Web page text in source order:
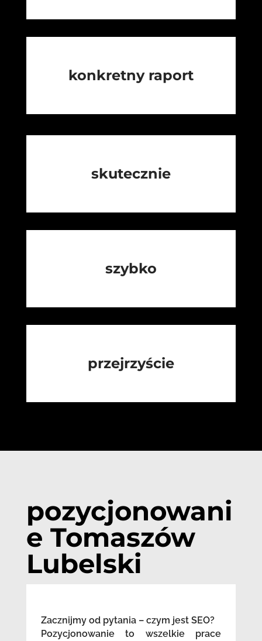
konkretny raport
skutecznie
szybko
przejrzyście
pozycjonowani
e Tomaszów
Lubelski
Zacznijmy od pytania – czym jest SEO?
Pozycjonowanie to wszelkie prace